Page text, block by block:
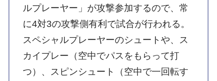
ルプレーヤー」が攻撃参加するので、常
に4対3の攻撃側有利で試合が行われる。
スペシャルプレーヤーのシュートや、ス
カイプレー（空中でパスをもらって打
つ）、スピンシュート（空中で一回転す